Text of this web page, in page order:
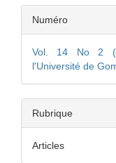
Details
de
l'article
Numéro
Vol. 14 No 2
l'Université de
Rubrique
Articles